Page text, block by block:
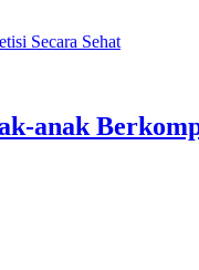
Secara Sehat
anak